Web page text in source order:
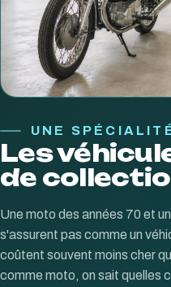
UNE
Les
de
Une moto des années 70 et
s'assurent pas comme un
coûtent souvent moins cher
comme moto, on sait quelles